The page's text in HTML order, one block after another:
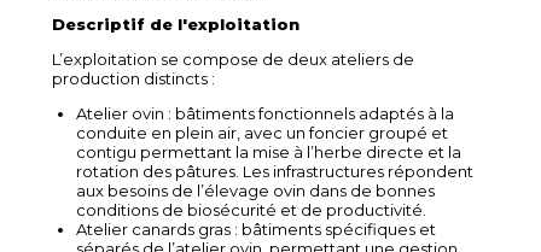
Descriptif de l'exploitation
L’exploitation se compose de deux ateliers de
production distincts :
Atelier ovin : bâtiments fonctionnels adaptés à la
conduite en plein air, avec un foncier groupé et
contigu permettant la mise à l’herbe directe et la
rotation des pâtures. Les infrastructures répondent
aux besoins de l’élevage ovin dans de bonnes
conditions de biosécurité et de productivité.
Atelier canards gras : bâtiments spécifiques et
séparés de l’atelier ovin, permettant une gestion